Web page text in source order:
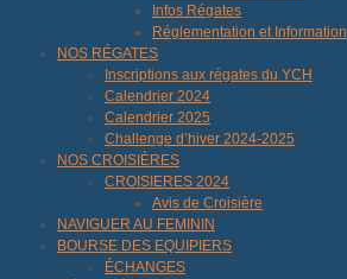
Infos Régates
Réglementation et Information
NOS RÉGATES
Inscriptions aux régates du YCH
Calendrier 2024
Calendrier 2025
Challenge d’hiver 2024-2025
NOS CROISIÈRES
CROISIERES 2024
Avis de Croisière
NAVIGUER AU FEMININ
BOURSE DES EQUIPIERS
ÉCHANGES